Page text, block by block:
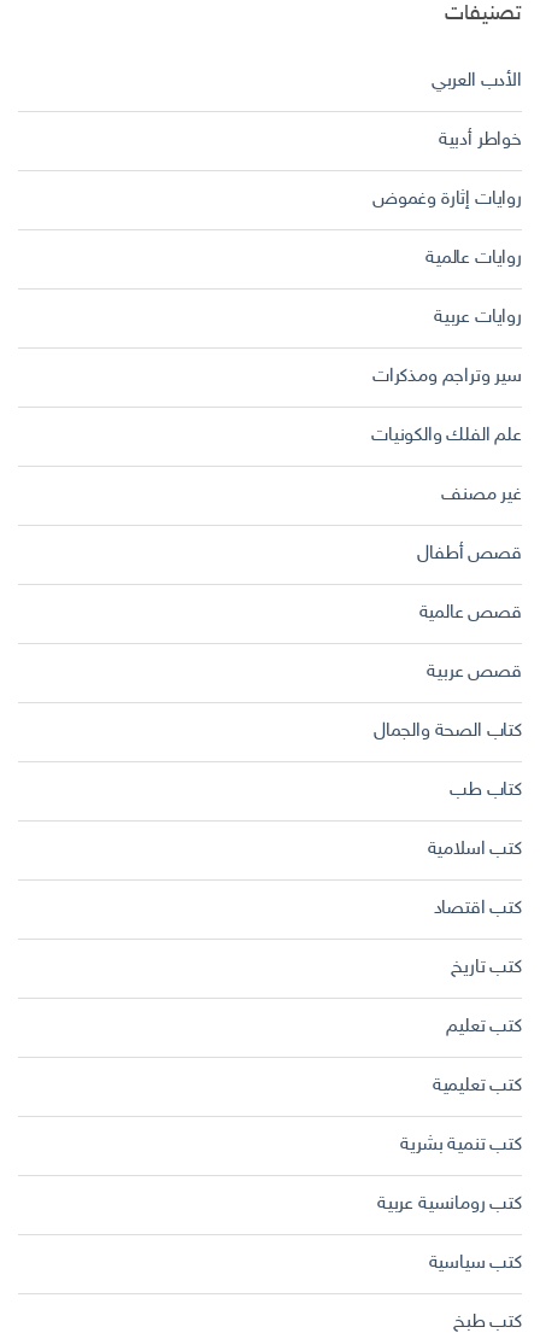
تصنيفات
الأدب العربي
خواطر أدبية
روايات إثارة وغموض
روايات عالمية
روايات عربية
سير وتراجم ومذكرات
علم الفلك والكونيات
غير مصنف
قصص أطفال
قصص عالمية
قصص عربية
كتاب الصحة والجمال
كتاب طب
كتب اسلامية
كتب اقتصاد
كتب تاريخ
كتب تعليم
كتب تعليمية
كتب تنمية بشرية
كتب رومانسية عربية
كتب سياسية
كتب طبخ